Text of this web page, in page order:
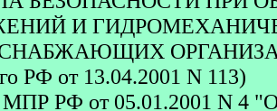
И
РФ от 13.04.2001 N 113)
РФ от 05.01.2001 N